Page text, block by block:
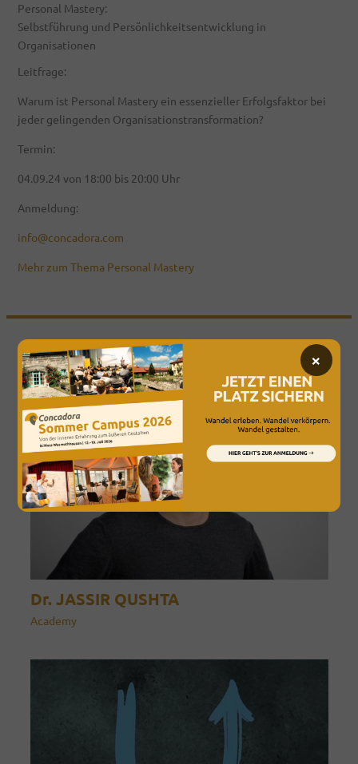
Personal Mastery:
Selbstführung und Persönlichkeitsentwicklung in
Organisationen
Leitfrage:
Warum ist Personal Mastery ein essenzieller Erfolgsfaktor bei
jeder gelingenden Organisationstransformation?
Termin:
04.09.24 von 18:00 bis 20:00 Uhr
Anmeldung:
info@concadora.com
Mehr zum Thema Personal Mastery
Vielleicht auch interessant
Dr. JASSIR QUSHTA
Academy
×